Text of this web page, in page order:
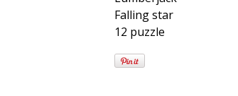
Falling star
12 puzzle